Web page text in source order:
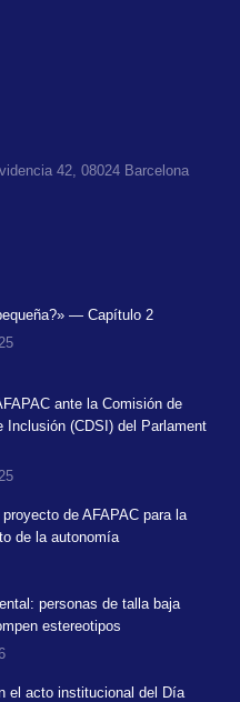
42, 08024 Barcelona
— Capítulo 2
ante la Comisión de
Inclusión (CDSI) del Parlament
de AFAPAC para la
de la autonomía
personas de talla baja
estereotipos
el acto institucional del Día